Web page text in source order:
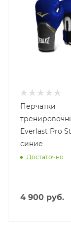
Перчатки
Everlast Pro
синие
Достаточно
4 900 руб.